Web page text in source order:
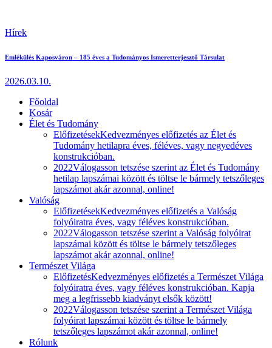
Hírek
Emlékülés Kaposváron – 185 éves a Tudományos Ismeretterjesztő Társulat
2026.03.10.
Főoldal
Kosár
Élet és Tudomány
ElőfizetésekKedvezményes előfizetés az Élet és
Tudomány hetilapra éves, féléves, vagy negyedéves
konstrukcióban.
2022Válogasson tetszése szerint az Élet és Tudomány
hetilap lapszámai között és töltse le bármely tetszőleges
lapszámot akár azonnal, online!
Valóság
ElőfizetésekKedvezményes előfizetés a Valóság
folyóiratra éves, vagy féléves konstrukcióban.
2022Válogasson tetszése szerint a Valóság folyóirat
lapszámai között és töltse le bármely tetszőleges
lapszámot akár azonnal, online!
Természet Világa
ElőfizetésKedvezményes előfizetés a Természet Világa
folyóiratra éves, vagy féléves konstrukcióban. Kapja
meg a legfrissebb kiadványt elsők között!
2022Válogasson tetszése szerint a Természet Világa
folyóirat lapszámai között és töltse le bármely
tetszőleges lapszámot akár azonnal, online!
Rólunk